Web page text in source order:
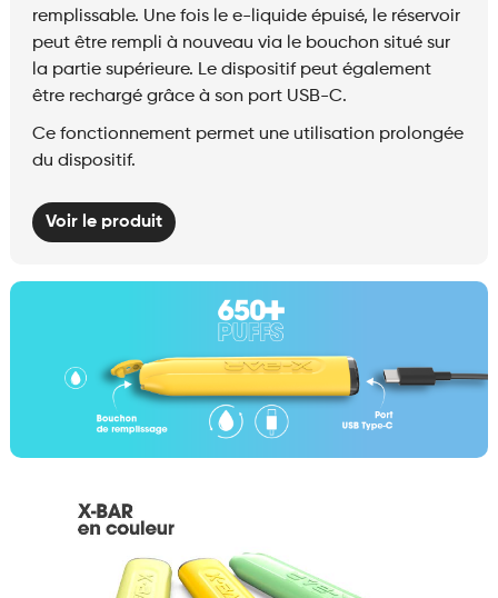
remplissable. Une fois le e-liquide épuisé, le réservoir
peut être rempli à nouveau via le bouchon situé sur
la partie supérieure. Le dispositif peut également
être rechargé grâce à son port USB-C.
Ce fonctionnement permet une utilisation prolongée
du dispositif.
Voir le produit